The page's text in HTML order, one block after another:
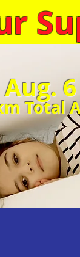
Total